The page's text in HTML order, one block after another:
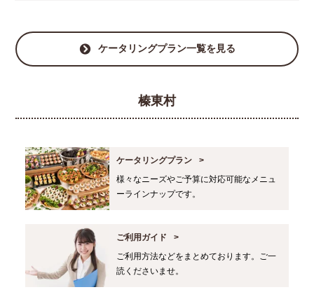
ケータリングプラン一覧を見る
榛東村
ケータリングプラン
様々なニーズやご予算に対応可能なメニュ
ーラインナップです。
ご利用ガイド
ご利用方法などをまとめております。ご一
読くださいませ。